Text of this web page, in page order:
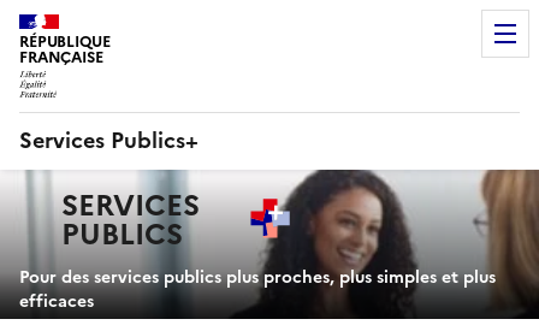
RÉPUBLIQUE
FRANÇAISE
Services Publics+
principaleSERVICES
PUBLICS+
Pour des services publics plus proches, plus simples et plus
efficaces